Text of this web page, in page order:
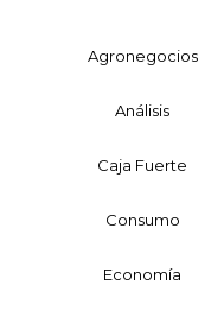
Agronegocios
Análisis
Caja Fuerte
Consumo
Economía